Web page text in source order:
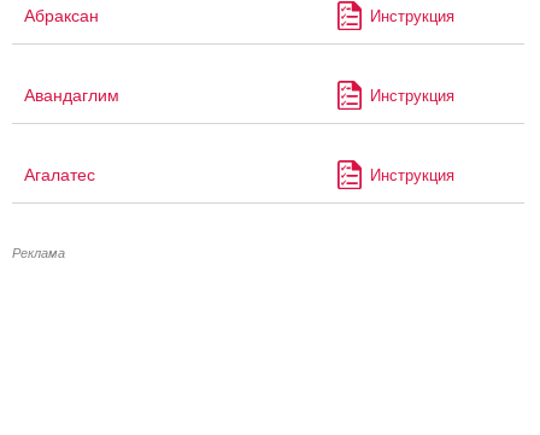
Абраксан Инструкция
Авандаглим Инструкция
Агалатес Инструкция
Реклама